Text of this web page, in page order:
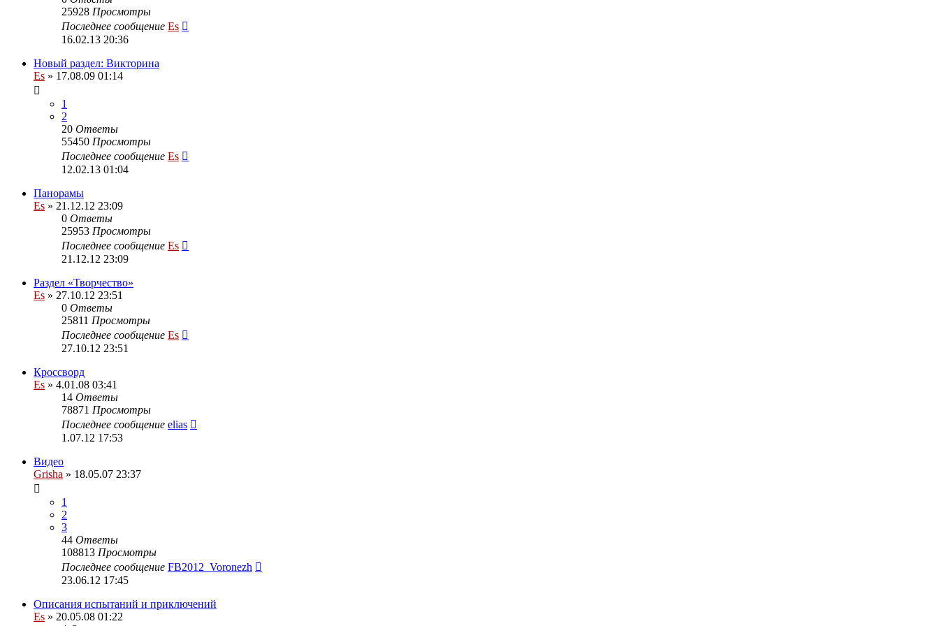
25928 Просмотры
Последнее сообщение Es
16.02.13 20:36
Новый раздел: Викторина
Es » 17.08.09 01:14
1
2
20 Ответы
55450 Просмотры
Последнее сообщение Es
12.02.13 01:04
Панорамы
Es » 21.12.12 23:09
0 Ответы
25953 Просмотры
Последнее сообщение Es
21.12.12 23:09
Раздел «Творчество»
Es » 27.10.12 23:51
0 Ответы
25811 Просмотры
Последнее сообщение Es
27.10.12 23:51
Кроссворд
Es » 4.01.08 03:41
14 Ответы
78871 Просмотры
Последнее сообщение elias
1.07.12 17:53
Видео
Grisha » 18.05.07 23:37
1
2
3
44 Ответы
108813 Просмотры
Последнее сообщение FB2012_Voronezh
23.06.12 17:45
Описания испытаний и приключений
Es » 20.05.08 01:22